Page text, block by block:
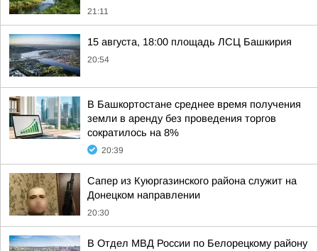
21:11
15 августа, 18:00 площадь ЛСЦ Башкирия
20:54
В Башкортостане среднее время получения
земли в аренду без проведения торгов
сократилось на 8%
20:39
Сапер из Куюргазинского района служит на
Донецком направлении
20:30
В Отдел МВД России по Белорецкому району